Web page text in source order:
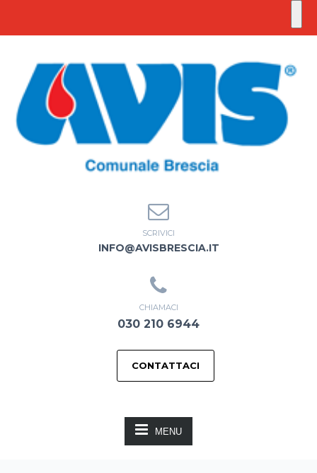
SCRIVICI
INFO@AVISBRESCIA.IT
CHIAMACI
030 210 6944
CONTATTACI
MENU